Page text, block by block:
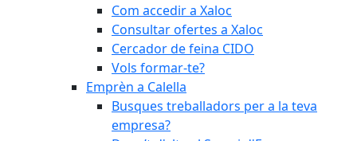
Com accedir a Xaloc
Consultar ofertes a Xaloc
Cercador de feina CIDO
Vols formar-te?
Emprèn a Calella
Busques treballadors per a la teva
empresa?